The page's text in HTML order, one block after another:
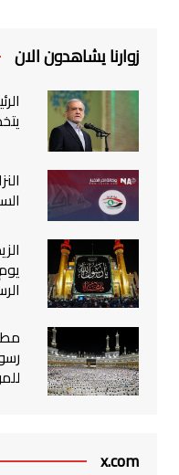
زوارنا يشاهدون الان
x.com